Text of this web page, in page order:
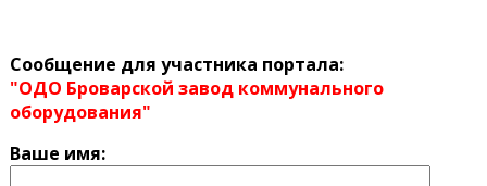
Сообщение для участника портала:
"ОДО Броварской завод коммунального
оборудования"
Ваше имя: